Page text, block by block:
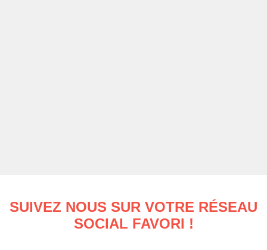
SUIVEZ NOUS SUR VOTRE RÉSEAU
SOCIAL FAVORI !